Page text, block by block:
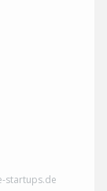
startups.de